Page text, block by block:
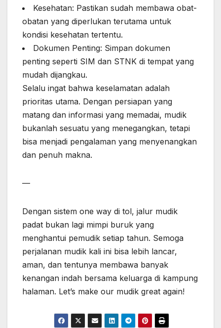
Kesehatan: Pastikan sudah membawa obat-
obatan yang diperlukan terutama untuk
kondisi kesehatan tertentu.
Dokumen Penting: Simpan dokumen
penting seperti SIM dan STNK di tempat yang
mudah dijangkau.
Selalu ingat bahwa keselamatan adalah
prioritas utama. Dengan persiapan yang
matang dan informasi yang memadai, mudik
bukanlah sesuatu yang menegangkan, tetapi
bisa menjadi pengalaman yang menyenangkan
dan penuh makna.
—
Dengan sistem one way di tol, jalur mudik
padat bukan lagi mimpi buruk yang
menghantui pemudik setiap tahun. Semoga
perjalanan mudik kali ini bisa lebih lancar,
aman, dan tentunya membawa banyak
kenangan indah bersama keluarga di kampung
halaman. Let’s make our mudik great again!